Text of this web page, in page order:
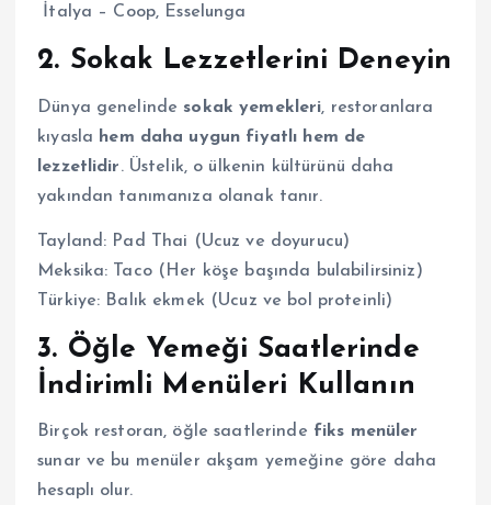
İtalya – Coop, Esselunga
2. Sokak Lezzetlerini Deneyin
Dünya genelinde sokak yemekleri, restoranlara
kıyasla hem daha uygun fiyatlı hem de
lezzetlidir. Üstelik, o ülkenin kültürünü daha
yakından tanımanıza olanak tanır.
Tayland: Pad Thai (Ucuz ve doyurucu)
Meksika: Taco (Her köşe başında bulabilirsiniz)
Türkiye: Balık ekmek (Ucuz ve bol proteinli)
3. Öğle Yemeği Saatlerinde
İndirimli Menüleri Kullanın
Birçok restoran, öğle saatlerinde fiks menüler
sunar ve bu menüler akşam yemeğine göre daha
hesaplı olur.